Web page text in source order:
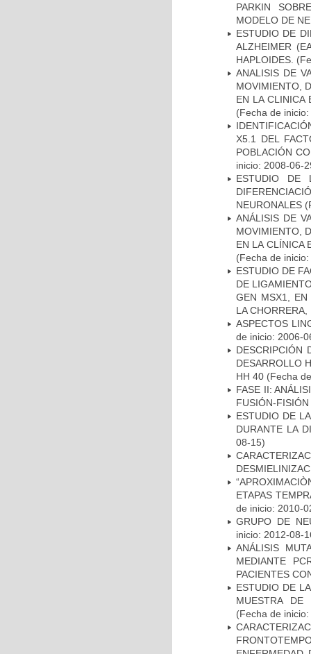
PARKIN
MODELO DE
ESTUDIO DE
ALZHEIMER
HAPLOIDES.
ANALISIS DE
MOVIMIENTO,
EN LA CLINICA
(Fecha de
X5.1 DEL
POBLACIÓN
inicio: 2008-06-
ESTUDIO DE
NEURONALES
ANÁLISIS DE
MOVIMIENTO,
EN LA CLÍNICA
(Fecha de
ESTUDIO DE
DE
GEN MSX1, EN
LA
ASPECTOS
de inicio: 2006-
DESCRIPCIÓN
DESARROLLO
HH 40 (Fecha
FASE II:
FUSIÓN-
ESTUDIO DE
DURANTE LA
08-15)
ETAPAS
de inicio: 2010-
GRUPO DE
inicio: 2012-08-
ANÁLISIS
MEDIANTE
PACIENTES
ESTUDIO DE
MUESTRA DE
(Fecha de